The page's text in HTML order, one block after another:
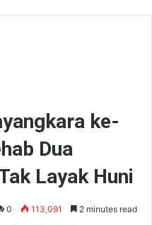
ke-
Dua
Layak Huni
0 113,091 2 minutes read